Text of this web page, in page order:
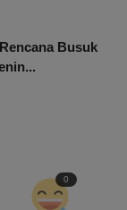
Busuk
0